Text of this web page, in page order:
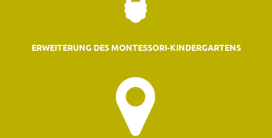
ERWEITERUNG DES MONTESSORI-KINDERGARTENS